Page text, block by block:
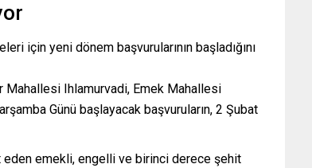
için yeni dönem başvurularının başladığını
Mahallesi Ihlamurvadi, Emek Mahallesi
Günü başlayacak başvuruların, 2 Şubat
eden emekli, engelli ve birinci derece şehit